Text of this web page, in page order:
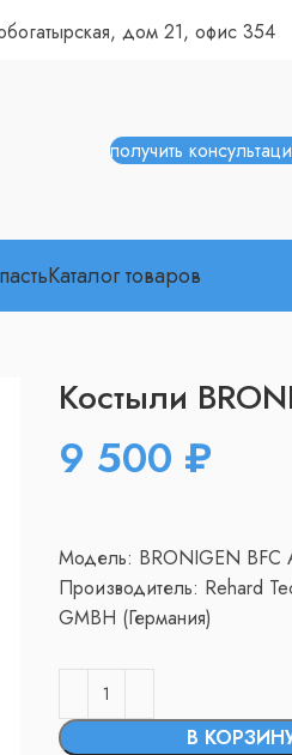
дом 21, офис 354
получить
Каталог товаров
Костыли
₽
Модель: BRONIGEN BFC
Производитель: Rehard
GMBH (Германия)
В